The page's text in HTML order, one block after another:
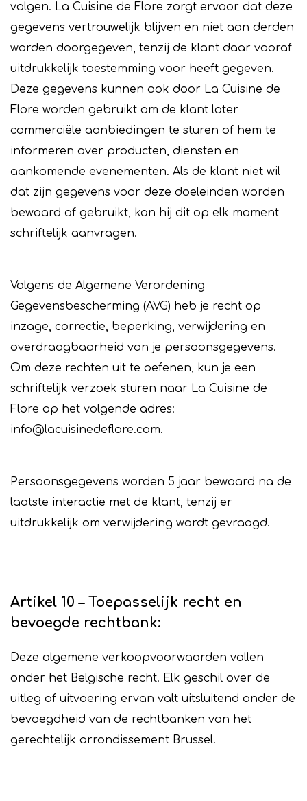
volgen. La Cuisine de Flore zorgt ervoor dat deze
gegevens vertrouwelijk blijven en niet aan derden
worden doorgegeven, tenzij de klant daar vooraf
uitdrukkelijk toestemming voor heeft gegeven.
Deze gegevens kunnen ook door La Cuisine de
Flore worden gebruikt om de klant later
commerciële aanbiedingen te sturen of hem te
informeren over producten, diensten en
aankomende evenementen. Als de klant niet wil
dat zijn gegevens voor deze doeleinden worden
bewaard of gebruikt, kan hij dit op elk moment
schriftelijk aanvragen.
Volgens de Algemene Verordening
Gegevensbescherming (AVG) heb je recht op
inzage, correctie, beperking, verwijdering en
overdraagbaarheid van je persoonsgegevens.
Om deze rechten uit te oefenen, kun je een
schriftelijk verzoek sturen naar La Cuisine de
Flore op het volgende adres:
info@lacuisinedeflore.com.
Persoonsgegevens worden 5 jaar bewaard na de
laatste interactie met de klant, tenzij er
uitdrukkelijk om verwijdering wordt gevraagd.
Artikel 10 – Toepasselijk recht en
bevoegde rechtbank:
Deze algemene verkoopvoorwaarden vallen
onder het Belgische recht. Elk geschil over de
uitleg of uitvoering ervan valt uitsluitend onder de
bevoegdheid van de rechtbanken van het
gerechtelijk arrondissement Brussel.